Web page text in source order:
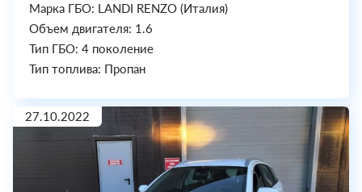
Марка ГБО: LANDI RENZO (Италия)
Объем двигателя: 1.6
Тип ГБО: 4 поколение
Тип топлива: Пропан
27.10.2022